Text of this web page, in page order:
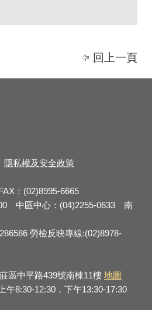
回上一頁
隱私權及安全政策
：(02)8995-6665
中區中心：(04)2255-0633 南
勞檢反映專線:(02)8978-
區中平路439號南棟11樓 地圖
午8:30-12:30，下午13:30-17:30